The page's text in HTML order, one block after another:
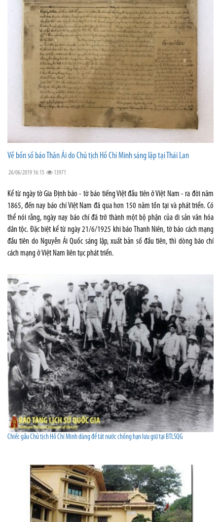
Về bốn số báo Thân Ái do Chủ tịch Hồ Chí Minh sáng lập tại Thái Lan
26/06/2019 16:15 13971
Kể từ ngày tờ Gia Định báo - tờ báo tiếng Việt đầu tiên ở Việt Nam - ra đời năm
1865, đến nay báo chí Việt Nam đã qua hơn 150 năm tồn tại và phát triển. Có
thể nói rằng, ngày nay báo chí đã trở thành một bộ phận của di sản văn hóa
dân tộc. Đặc biệt kể từ ngày 21/6/1925 khi báo Thanh Niên, tờ báo cách mạng
đầu tiên do Nguyễn Ái Quốc sáng lập, xuất bản số đầu tiên, thì dòng báo chí
cách mạng ở Việt Nam liên tục phát triển.
Chiếc gầu Chủ tịch Hồ Chí Minh dùng để tát nước chống hạn lưu giữ tại BTLSQG